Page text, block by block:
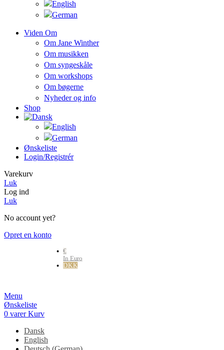
Viden Om
Om Jane Winther
Om musikken
Om syngeskåle
Om workshops
Om bøgerne
Nyheder og info
Shop
Ønskeliste
Login/registrér
Varekurv
Luk
Log ind
Luk
No account yet?
Opret en konto
€
In Euro
DKK
Menu
Ønskeliste
0 varer Kurv
Dansk
English